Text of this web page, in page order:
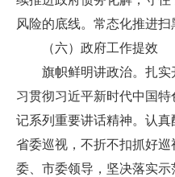
风险的底线。常态化推进扫
（六）政府工作提效
旗帜鲜明讲政治。扎
习贯彻习近平新时代中国
记系列重要讲话精神。认
省委巡视，不折不扣抓好
委、市委领导，坚决落实